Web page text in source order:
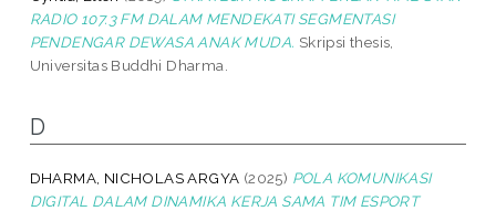
RADIO 107.3 FM DALAM MENDEKATI SEGMENTASI
PENDENGAR DEWASA ANAK MUDA. Skripsi thesis,
Universitas Buddhi Dharma.
D
DHARMA, NICHOLAS ARGYA (2025) POLA KOMUNIKASI
DIGITAL DALAM DINAMIKA KERJA SAMA TIM ESPORT